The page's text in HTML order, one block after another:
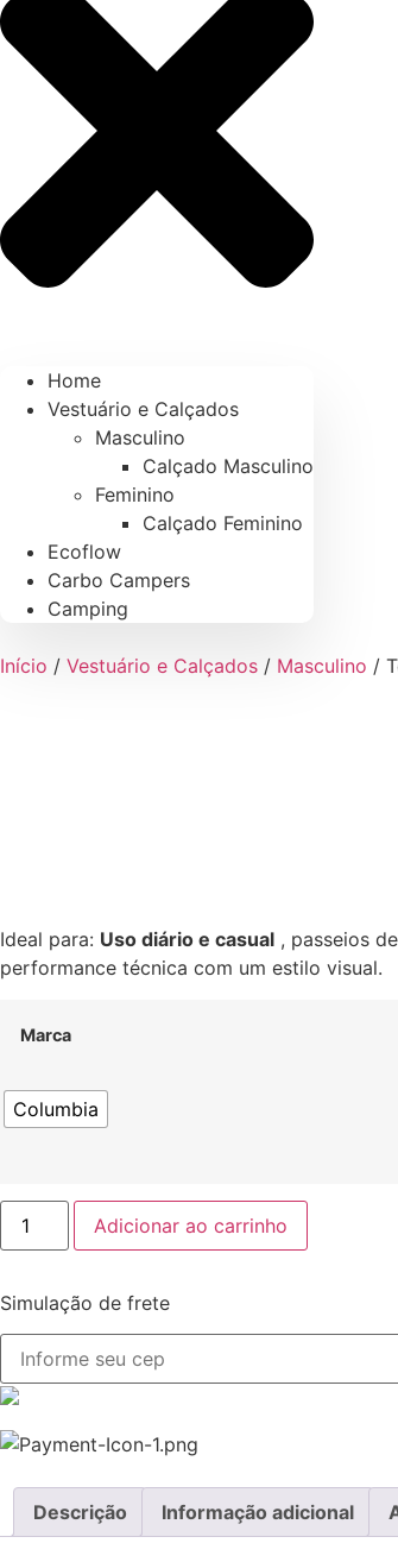
Home
Vestuário e Calçados
Masculino
Calçado Masculino
Feminino
Calçado Feminino
Ecoflow
Carbo Campers
Camping
Início / Vestuário e Calçados / Masculino /
Ideal para: Uso diário e casual , passeios
performance técnica com um estilo visual.
Marca
Columbia
Adicionar ao carrinho
Simulação de frete
Descrição Informação adicional